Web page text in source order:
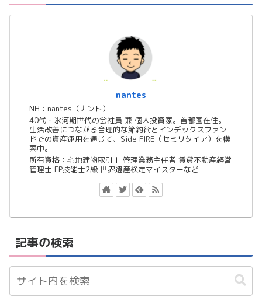
nantes
NH：nantes（ナント）
40代・氷河期世代の会社員 兼 個人投資家。首都圏在住。
生活改善につながる合理的な節約術とインデックスファン
ドでの資産運用を通じて、Side FIRE（セミリタイア）を模
索中。
所有資格：宅地建物取引士 管理業務主任者 賃貸不動産経営
管理士 FP技能士2級 世界遺産検定マイスターなど
記事の検索